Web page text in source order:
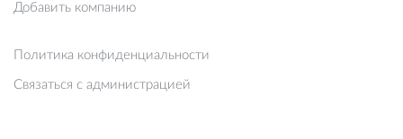
Добавить компанию
Политика конфиденциальности
Связаться с администрацией